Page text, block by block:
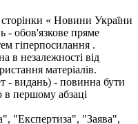
сторінки « Новини України
- обов'язкове пряме
гіперпосилання .
в незалежності від
матеріалів.
- видань) - повинна бути
в першому абзаці
"Експертиза", "Заява",